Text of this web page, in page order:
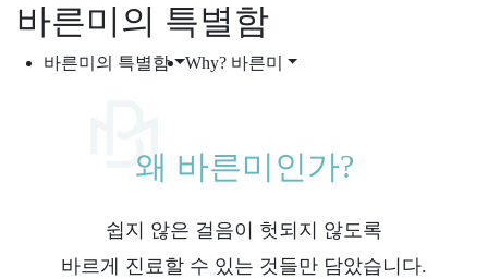
바른미의 특별함
바른미의 특별함 Why? 바른미
왜 바른미인가?
쉽지 않은 걸음이 헛되지 않도록
바르게 진료할 수 있는 것들만 담았습니다.